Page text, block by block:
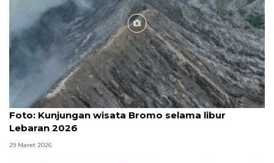
Foto
Foto: Kunjungan wisata Bromo selama libur
Lebaran 2026
29 Maret 2026